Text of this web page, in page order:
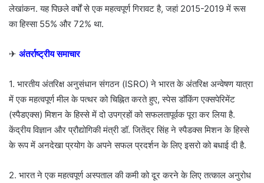
लेखांकन. यह पिछले वर्षों से एक महत्वपूर्ण गिरावट है, जहां 2015-2019 में रूस
का हिस्सा 55% और 72% था.
✈ अंतर्राष्ट्रीय समाचार
1. भारतीय अंतरिक्ष अनुसंधान संगठन (ISRO) ने भारत के अंतरिक्ष अन्वेषण यात्रा
में एक महत्वपूर्ण मील के पत्थर को चिह्नित करते हुए, स्पेस डॉकिंग एक्सपेरिमेंट
(स्पैडएक्स) मिशन के हिस्से में दो उपग्रहों को सफलतापूर्वक पूरा कर लिया है.
केंद्रीय विज्ञान और प्रौद्योगिकी मंत्री डॉ. जितेंद्र सिंह ने स्पैडक्स मिशन के हिस्से
के रूप में अनदेखा प्रयोग के अपने सफल प्रदर्शन के लिए इसरो को बधाई दी है.
2. भारत ने एक महत्वपूर्ण अस्पताल की कमी को दूर करने के लिए तत्काल अनुरोध